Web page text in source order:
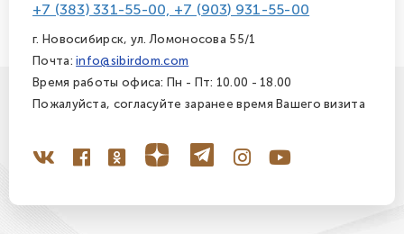
+7 (383) 331-55-00, +7 (903) 931-55-00
г. Новосибирск, ул. Ломоносова 55/1
Почта:info@sibirdom.com
Время работы офиса: Пн - Пт: 10.00 - 18.00
Пожалуйста, согласуйте заранее время Вашего визита